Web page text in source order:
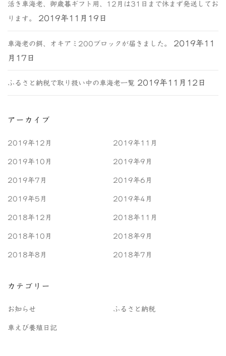
活き車海老、御歳暮ギフト用、12月は31日まで休まず発送してお
ります。 2019年11月19日
車海老の餌、オキアミ200ブロックが届きました。
2019年11
月17日
ふるさと納税で取り扱い中の車海老一覧 2019年11月12日
アーカイブ
2019年12月 2019年11月
2019年10月 2019年9月
2019年7月 2019年6月
2019年5月 2019年4月
2018年12月 2018年11月
2018年10月 2018年9月
2018年8月 2018年7月
カテゴリー
お知らせ ふるさと納税
車えび養殖日記